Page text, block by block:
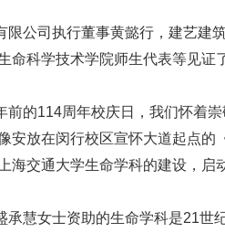
公司执行董事黄懿行，建艺建筑
命科学技术学院师生代表等见证
的114周年校庆日，我们怀着崇
安放在闵行校区宣怀大道起点
海交通大学生命学科的建设，启
女士资助的生命学科是21世纪